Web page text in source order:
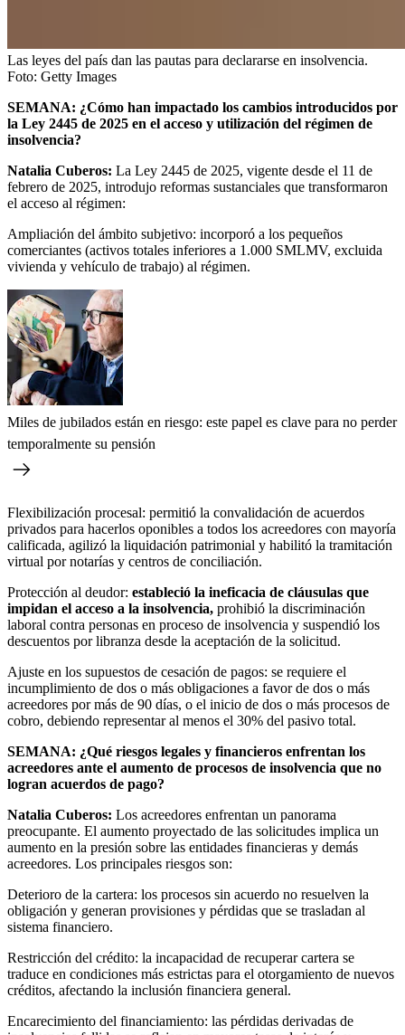
Las leyes del país dan las pautas para declararse en insolvencia.
Foto: Getty Images
SEMANA: ¿Cómo han impactado los cambios introducidos por
la Ley 2445 de 2025 en el acceso y utilización del régimen de
insolvencia?
Natalia Cuberos: La Ley 2445 de 2025, vigente desde el 11 de
febrero de 2025, introdujo reformas sustanciales que transformaron
el acceso al régimen:
Ampliación del ámbito subjetivo: incorporó a los pequeños
comerciantes (activos totales inferiores a 1.000 SMLMV, excluida
vivienda y vehículo de trabajo) al régimen.
Miles de jubilados están en riesgo: este papel es clave para no perder
temporalmente su pensión
Flexibilización procesal: permitió la convalidación de acuerdos
privados para hacerlos oponibles a todos los acreedores con mayoría
calificada, agilizó la liquidación patrimonial y habilitó la tramitación
virtual por notarías y centros de conciliación.
Protección al deudor: estableció la ineficacia de cláusulas que
impidan el acceso a la insolvencia, prohibió la discriminación
laboral contra personas en proceso de insolvencia y suspendió los
descuentos por libranza desde la aceptación de la solicitud.
Ajuste en los supuestos de cesación de pagos: se requiere el
incumplimiento de dos o más obligaciones a favor de dos o más
acreedores por más de 90 días, o el inicio de dos o más procesos de
cobro, debiendo representar al menos el 30% del pasivo total.
SEMANA: ¿Qué riesgos legales y financieros enfrentan los
acreedores ante el aumento de procesos de insolvencia que no
logran acuerdos de pago?
Natalia Cuberos: Los acreedores enfrentan un panorama
preocupante. El aumento proyectado de las solicitudes implica un
aumento en la presión sobre las entidades financieras y demás
acreedores. Los principales riesgos son:
Deterioro de la cartera: los procesos sin acuerdo no resuelven la
obligación y generan provisiones y pérdidas que se trasladan al
sistema financiero.
Restricción del crédito: la incapacidad de recuperar cartera se
traduce en condiciones más estrictas para el otorgamiento de nuevos
créditos, afectando la inclusión financiera general.
Encarecimiento del financiamiento: las pérdidas derivadas de